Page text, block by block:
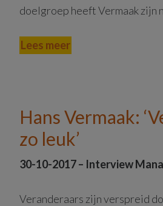
doelgroep heeft Vermaak zijn
Lees meer
Hans Vermaak:
zo leuk’
30-10-2017 – Interview
Veranderaars zijn verspreid